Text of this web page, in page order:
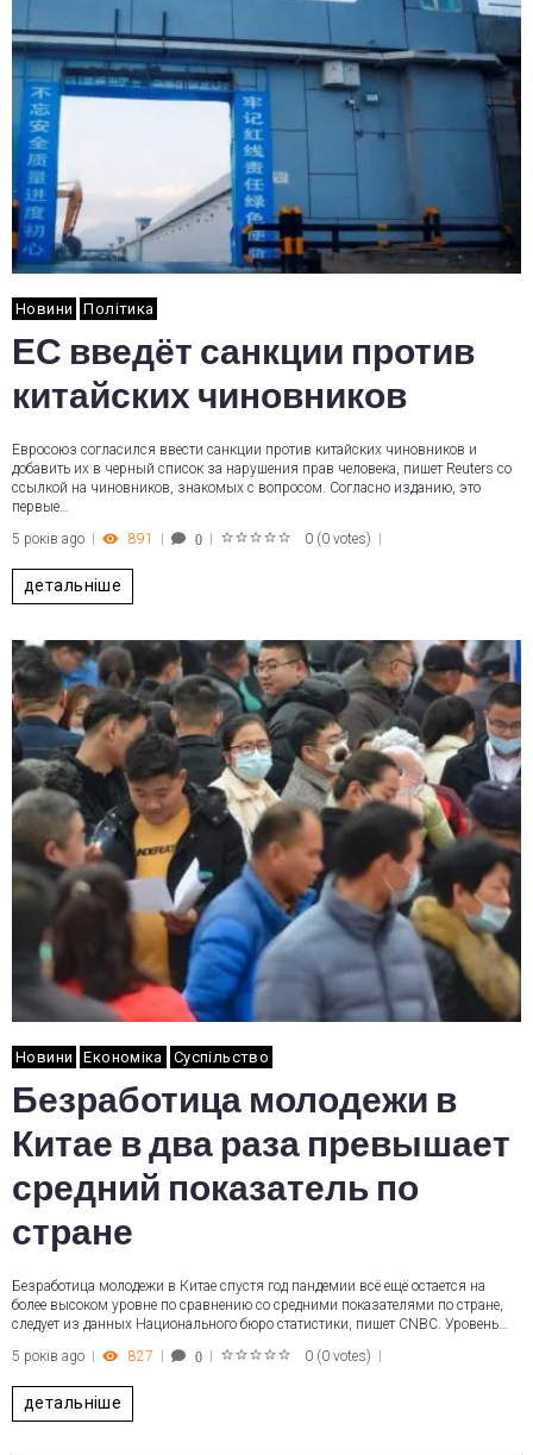
Новини Політика
ЕС введёт санкции против
китайских чиновников
Евросоюз согласился ввести санкции против китайских чиновников и
добавить их в черный список за нарушения прав человека, пишет Reuters со
ссылкой на чиновников, знакомых с вопросом. Согласно изданию, это
первые…
5 років ago
891 0 0 (0 votes)
детальніше
Новини Економіка Суспільство
Безработица молодежи в
Китае в два раза превышает
средний показатель по
стране
Безработица молодежи в Китае спустя год пандемии всё ещё остается на
более высоком уровне по сравнению со средними показателями по стране,
следует из данных Национального бюро статистики, пишет CNBC. Уровень…
5 років ago
827 0 0 (0 votes)
детальніше